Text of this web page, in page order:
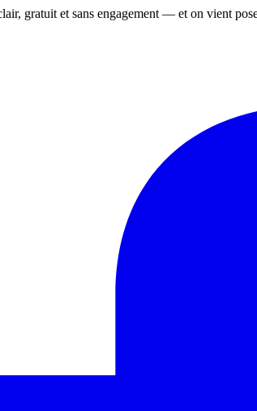
gratuit et sans engagement — et on vient